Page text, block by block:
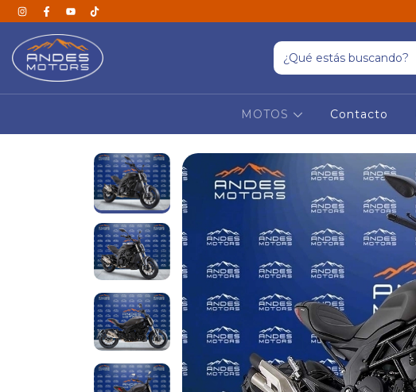
MOTOS Contacto